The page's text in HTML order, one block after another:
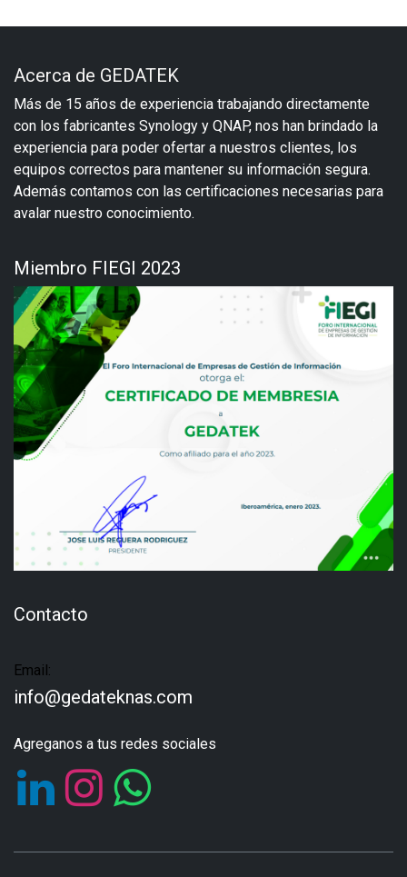
Acerca de GEDATEK
Más de 15 años de experiencia trabajando directamente
con los fabricantes Synology y QNAP, nos han brindado la
experiencia para poder ofertar a nuestros clientes, los
equipos correctos para mantener su información segura.
Además contamos con las certificaciones necesarias para
avalar nuestro conocimiento.
Miembro FIEGI 2023
Contacto
Email:
info@gedateknas.com
Agreganos a tus redes sociales